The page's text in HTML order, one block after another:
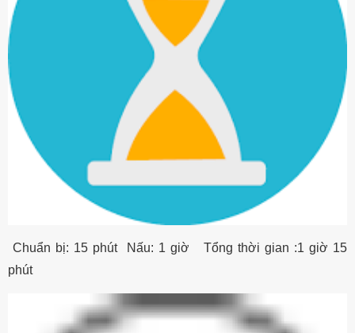
Chuẩn bị: 15 phút Nấu: 1 giờ Tổng thời gian :1 giờ 15
phút